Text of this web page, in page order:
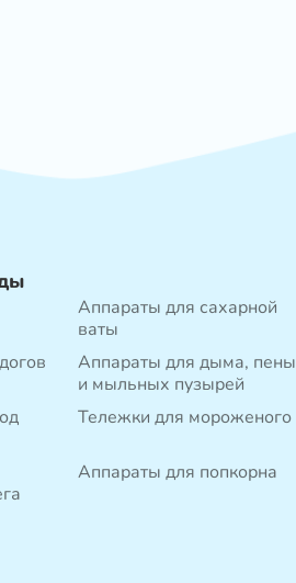
Аппараты для сахарной
ваты
Аппараты для дыма, пены
и мыльных пузырей
Тележки для мороженого
Аппараты для попкорна